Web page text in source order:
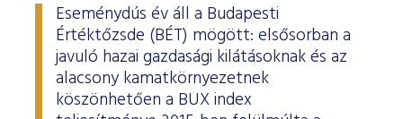
Eseménydús év áll a Budapesti
Értéktőzsde (BÉT) mögött: elsősorban a
javuló hazai gazdasági kilátásoknak és az
alacsony kamatkörnyezetnek
köszönhetően a BUX index